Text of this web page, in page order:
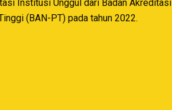
Institusi Unggul dari Badan Akreditasi
(BAN-PT) pada tahun 2022.